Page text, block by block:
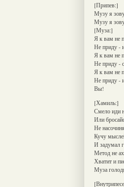
[Припев:]
Музу я
Музу я
[Муза:]
Я к вам не
Не приду -
Я к вам не
Не приду -
Я к вам не
Не приду -
Вы!
[Хамиль:]
Смело иди
Или
Не
Кучу
И задумал
Метод не
Хватит и
Муза